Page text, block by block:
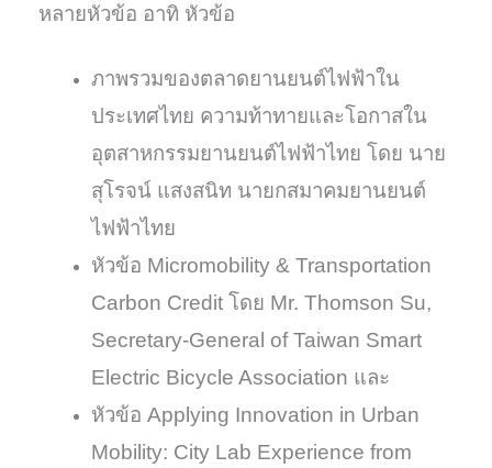
หลายหัวข้อ อาทิ หัวข้อ
ภาพรวมของตลาดยานยนต์ไฟฟ้าใน
ประเทศไทย ความท้าทายและโอกาสใน
อุตสาหกรรมยานยนต์ไฟฟ้าไทย โดย นาย
สุโรจน์ แสงสนิท นายกสมาคมยานยนต์
ไฟฟ้าไทย
หัวข้อ Micromobility & Transportation
Carbon Credit โดย Mr. Thomson Su,
Secretary-General of Taiwan Smart
Electric Bicycle Association และ
หัวข้อ Applying Innovation in Urban
Mobility: City Lab Experience from